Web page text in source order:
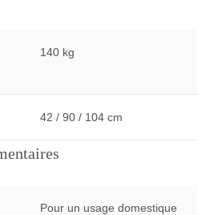
140 kg
42 / 90 / 104 cm
Pour un usage domestique